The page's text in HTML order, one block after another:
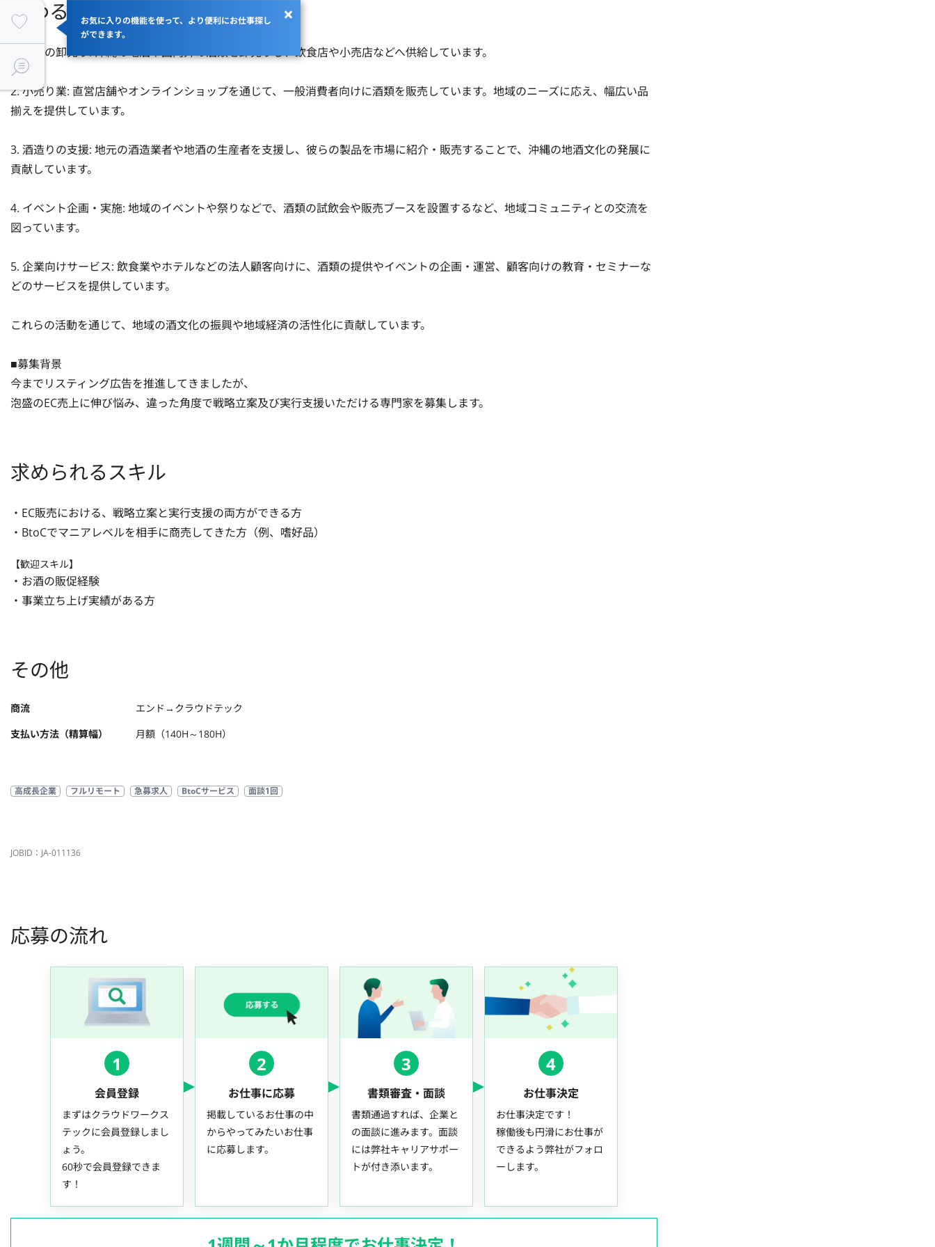
お気に入りの機能を使って、より便利にお仕事探し
ができます。
関わるサービス・プロダクト
1. 酒類の卸売り: 沖縄の地酒や国内外の酒類を卸売りし、飲食店や小売店などへ供給しています。
2. 小売り業: 直営店舗やオンラインショップを通じて、一般消費者向けに酒類を販売しています。地域のニーズに応え、幅広い品
揃えを提供しています。
3. 酒造りの支援: 地元の酒造業者や地酒の生産者を支援し、彼らの製品を市場に紹介・販売することで、沖縄の地酒文化の発展に
貢献しています。
4. イベント企画・実施: 地域のイベントや祭りなどで、酒類の試飲会や販売ブースを設置するなど、地域コミュニティとの交流を
図っています。
5. 企業向けサービス: 飲食業やホテルなどの法人顧客向けに、酒類の提供やイベントの企画・運営、顧客向けの教育・セミナーな
どのサービスを提供しています。
これらの活動を通じて、地域の酒文化の振興や地域経済の活性化に貢献しています。
■募集背景
今までリスティング広告を推進してきましたが、
泡盛のEC売上に伸び悩み、違った角度で戦略立案及び実行支援いただける専門家を募集します。
求められるスキル
・EC販売における、戦略立案と実行支援の両方ができる方
・BtoCでマニアレベルを相手に商売してきた方（例、嗜好品）
【歓迎スキル】
・お酒の販促経験
・事業立ち上げ実績がある方
その他
商流
エンド→クラウドテック
支払い方法（精算幅）
月額（140H～180H）
高成長企業 フルリモート 急募求人 BtoCサービス 面談1回
JOBID：JA-011136
応募の流れ
1
会員登録
まずはクラウドワークス
テックに会員登録しまし
ょう。
60秒で会員登録できま
す！
2
お仕事に応募
掲載しているお仕事の中
からやってみたいお仕事
に応募します。
3
書類審査・面談
書類通過すれば、企業と
の面談に進みます。面談
には弊社キャリアサポー
トが付き添います。
4
お仕事決定
お仕事決定です！
稼働後も円滑にお仕事が
できるよう弊社がフォロ
ーします。